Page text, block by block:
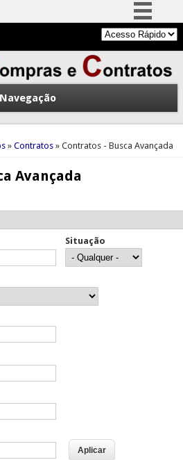
Simplifique!
Comunica BR
Participe
Acesso à informação
Legislação
Canais
Navegação
» Contratos» Contratos - Busca Avançada
Avançada
Situação